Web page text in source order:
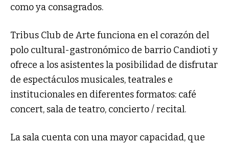
como ya consagrados.
Tribus Club de Arte funciona en el corazón del
polo cultural-gastronómico de barrio Candioti y
ofrece a los asistentes la posibilidad de disfrutar
de espectáculos musicales, teatrales e
institucionales en diferentes formatos: café
concert, sala de teatro, concierto / recital.
La sala cuenta con una mayor capacidad, que